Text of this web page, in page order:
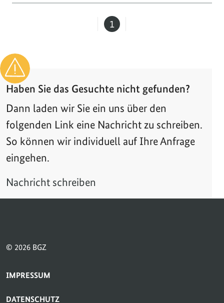
Seite
1
Haben Sie das Gesuchte nicht gefunden?
Dann laden wir Sie ein uns über den
folgenden Link eine Nachricht zu schreiben.
So können wir individuell auf Ihre Anfrage
eingehen.
Nachricht schreiben
© 2026 BGZ
SERVICE-NAVIGATION FUSSBEREICH
IMPRESSUM
DATENSCHUTZ